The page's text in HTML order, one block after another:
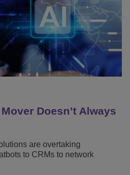
Doesn’t Always
are overtaking
to CRMs to network